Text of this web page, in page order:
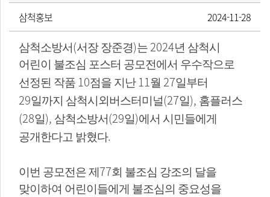
삼척홍보
2024-11-28
삼척소방서(서장 장준경)는2024년 삼척시
어린이 불조심 포스터 공모전에서 우수작으로
선정된 작품 10점을 지난11월 27일부터
29일까지 삼척시외버스터미널(27일), 홈플러스
(28일), 삼척소방서(29일)에서 시민들에게
공개한다고 밝혔다.
이번 공모전은 제 77회 불조심 강조의 달을
맞이하여 어린이들에게 불조심의 중요성을